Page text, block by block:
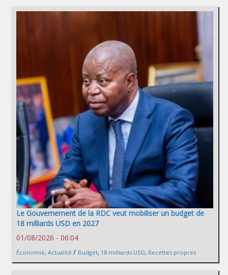
Le Gouvernement de la RDC veut mobiliser un budget de
18 milliards USD en 2027
01/08/2026 - 06:04
Économie, Actualité / Budget, 18 milliards USD, Recettes propres